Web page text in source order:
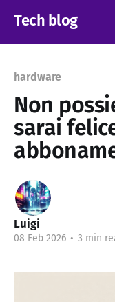
Tech blog
hardware
Non
sarai
Luigi
08 Feb 2026 • 3 min